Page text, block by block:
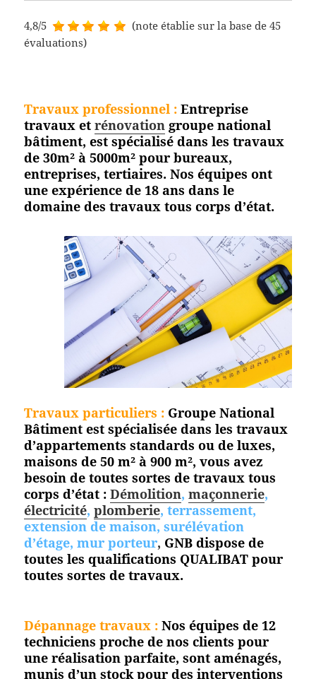
4,8/5
(note établie sur la base de 45
évaluations)
Travaux professionnel : Entreprise
travaux etrénovation groupe national
bâtiment, est spécialisé dans les travaux
de 30m² à 5000m² pour bureaux,
entreprises, tertiaires. Nos équipes ont
une expérience de 18 ans dans le
domaine des travaux tous corpsd’état.
Travaux particuliers : Groupe National
Bâtiment est spécialisée dans les travaux
d’appartements standards ou de luxes,
maisons de 50 m² à 900 m², vous avez
besoin de toutes sortes de travaux tous
corps d’état : Démolition,maçonnerie,
électricité,plomberie, terrassement,
extension de maison, surélévation
d’étage, mur porteur, GNB dispose de
toutes les qualifications QUALIBAT pour
toutessortes de travaux.
Dépannage travaux : Nos équipes de 12
techniciens proche de nos clients pour
une réalisation parfaite, sont aménagés,
munis d’un stock pour des interventions